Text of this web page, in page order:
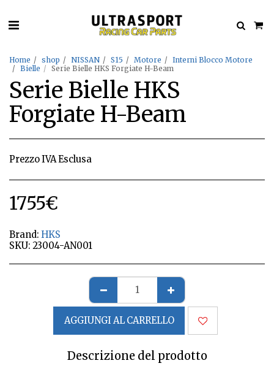
Home shop NISSAN S15 Motore
Interni Blocco Motore
Bielle
Serie Bielle HKS Forgiate H-Beam
Serie Bielle HKS
Forgiate H-Beam
Prezzo IVA Esclusa
1755€
Brand: HKS
SKU: 23004-AN001
AGGIUNGI AL CARRELLO
Descrizione del prodotto